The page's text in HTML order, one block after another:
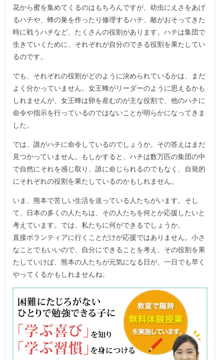
花から蜜を集めてくるのはもちろんですが、幼虫にえさをあげ
るハチや、蜂の巣を作ったり修理するハチ、敵がおそってきた
時に戦うハチなど、たくさんの役割があります。ハチは集団で
生きていくために、それぞれが自分のできる役割を果たしてい
るのです。
でも、それぞれの役割がどのように決められているかは、まだ
よく分かっていません。女王蜂がリーダーのように思えるかも
しれませんが、女王蜂は卵を産むのが主な役割で、他のハチに
命令や指示を行っているのではないことが明らかになってきま
した。
では、誰がハチに命令しているのでしょうか。その答えはまだ
見つかっていません。もしかすると、ハチは数万匹の集団の中
で自然にそれを感じ取り、誰に命じられるのでもなく、自発的
にそれぞれの役割を果たしているのかもしれません。
いま、熊本で苦しい生活を送っている人たちがいます。そし
て、日本の多くの人たちは、その人たちを何とか応援したいと
考えています。では、私たちに何ができるでしょうか。
直接ボランティアに行くことだけが応援ではありません。小さ
なことでもいいので、自分にできることを考え、その役割を果
たしていけば、熊本の人たちが元気になる日が、一日でも早く
やってくるかもしれませんね。